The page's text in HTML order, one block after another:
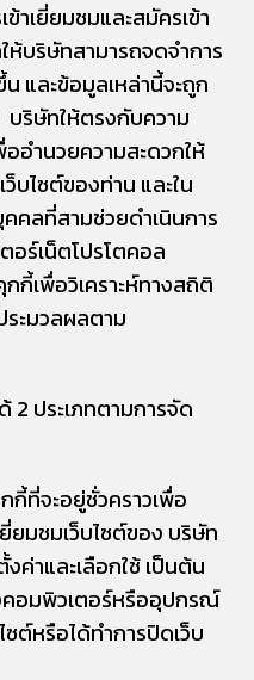
าเยี่ยมชมและสมัครเข้า
ห้บริษัทสามารถจดจำการ
และข้อมูลเหล่านี้จะถูก
บริษัทให้ตรงกับความ
อำนวยความสะดวกให้
ว็บไซต์ของท่าน และใน
คลที่สามช่วยดำเนินการ
อร์เน็ตโปรโตคอล
กี้เพื่อวิเคราะห์ทางสถิติ
ะมวลผลตาม
2 ประเภทตามการจัด
กี้ที่จะอยู่ชั่วคราวเพื่อ
ยมชมเว็บไซต์ของ บริษัท
ค่าและเลือกใช้ เป็นต้น
คอมพิวเตอร์หรืออุปกรณ์
ต์หรือได้ทำการปิดเว็บ